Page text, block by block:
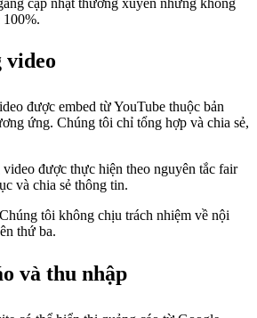
100%.
video
được embed từ YouTube thuộc bản
ứng. Chúng tôi chỉ tổng hợp và chia sẻ,
được thực hiện theo nguyên tắc fair
và chia sẻ thông tin.
Chúng tôi không chịu trách nhiệm về nội
thứ ba.
và thu nhập